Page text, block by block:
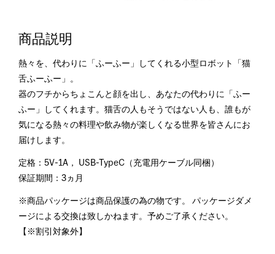
商品説明
熱々を、代わりに「ふーふー」してくれる小型ロボット「猫
舌ふーふー」。
器のフチからちょこんと顔を出し、あなたの代わりに「ふー
ふー」してくれます。猫舌の人もそうではない人も、誰もが
気になる熱々の料理や飲み物が楽しくなる世界を皆さんにお
届けします。
定格：5V-1A， USB-TypeC（充電用ケーブル同梱）
保証期間：3ヵ月
※商品パッケージは商品保護の為の物です。 パッケージダメ
ージによる交換は致しかねます。予めご了承ください。
【※割引対象外】